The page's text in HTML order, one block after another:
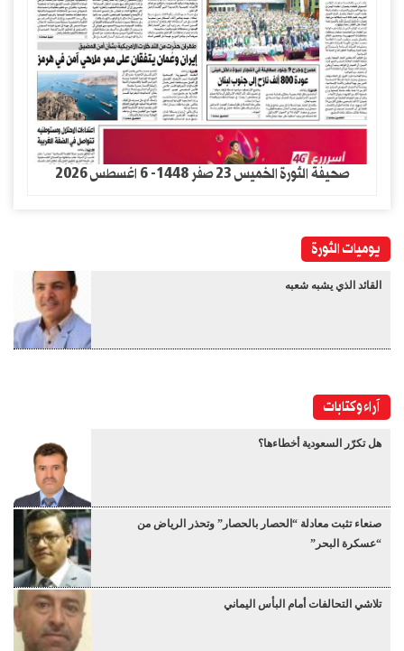
صحيفة الثورة الخميس 23 صفر 1448- 6 اغسطس 2026
يوميات الثورة
القائد الذي يشبه شعبه
آراء وكتابات
هل تكرّر السعودية أخطاءها؟
صنعاء تثبت معادلة “الحصار بالحصار” وتحذر الرياض من
“عسكرة البحر”
تلاشي التحالفات أمام البأس اليماني